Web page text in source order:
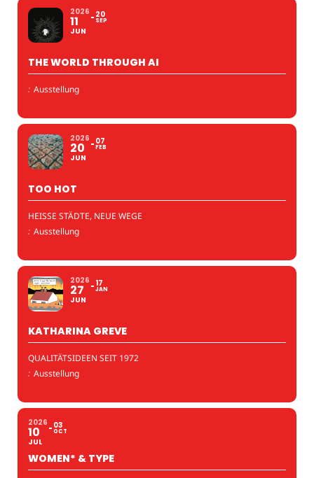
2026
11
JUN
20
SEP
THE WORLD THROUGH AI
: Ausstellung
2026
20
JUN
07
FEB
TOO HOT
HEISSE STÄDTE, NEUE WEGE
: Ausstellung
2026
27
JUN
17
JAN
KATHARINA GREVE
QUALITÄTSIDEEN SEIT 1972
: Ausstellung
2026
10
JUL
03
OCT
WOMEN* & TYPE